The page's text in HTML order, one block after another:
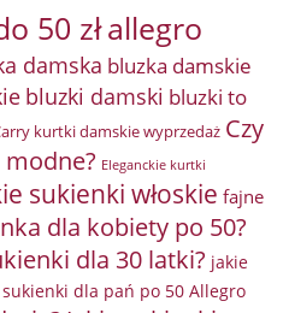
50 złallegro
damska bluzka damskie
bluzki damski bluzki to
kurtki damskie wyprzedaż Czy
Eleganckie kurtki
sukienki włoskie fajne
dla kobiety po 50?
dla 30 latki? jakie
dla pań po 50 Allegro